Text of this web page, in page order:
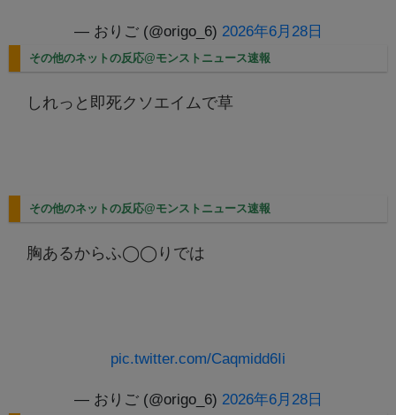
— おりご (@origo_6) 2026年6月28日
その他のネットの反応@モンストニュース速報
しれっと即死クソエイムで草
その他のネットの反応@モンストニュース速報
胸あるからふ◯◯りでは
pic.twitter.com/Caqmidd6Ii
— おりご (@origo_6) 2026年6月28日